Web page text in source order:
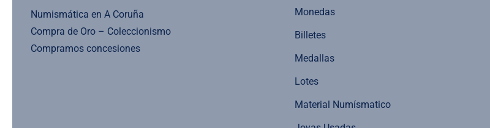
Numismática en A Coruña
Compra de Oro – Coleccionismo
Compramos concesiones
Monedas
Billetes
Medallas
Lotes
Material Numísmatico